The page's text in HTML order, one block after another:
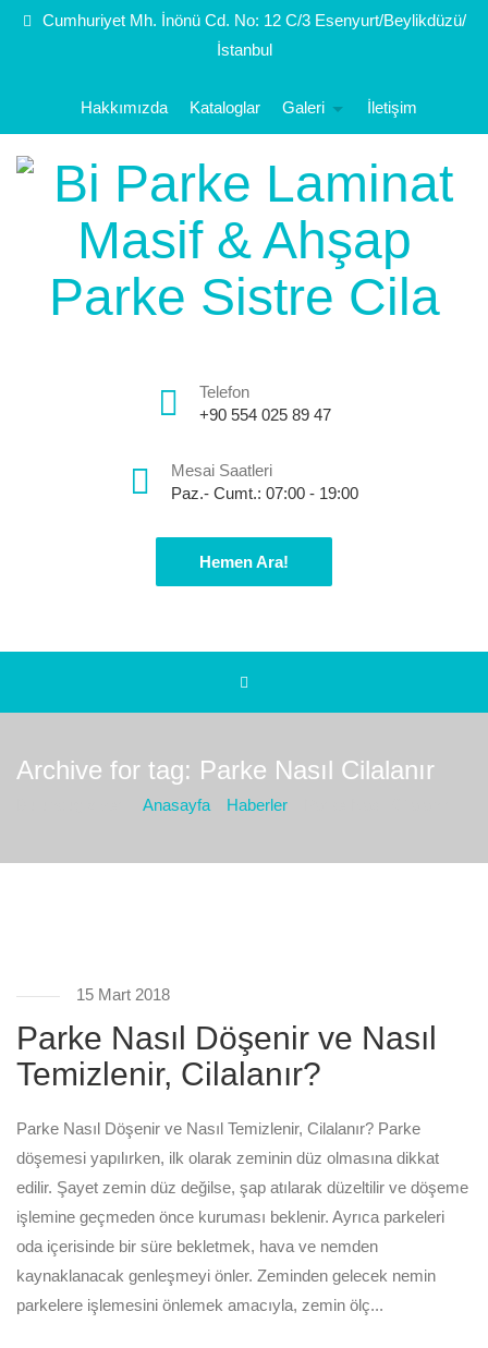
Cumhuriyet Mh. İnönü Cd. No: 12 C/3 Esenyurt/Beylikdüzü/
İstanbul
Hakkımızda Kataloglar Galeri İletişim
Telefon
+90 554 025 89 47
Mesai Saatleri
Paz.- Cumt.: 07:00 - 19:00
Hemen Ara!
Archive for tag: Parke Nasıl Cilalanır
Anasayfa Haberler
15 Mart 2018
Parke Nasıl Döşenir ve Nasıl
Temizlenir, Cilalanır?
Parke Nasıl Döşenir ve Nasıl Temizlenir, Cilalanır? Parke
döşemesi yapılırken, ilk olarak zeminin düz olmasına dikkat
edilir. Şayet zemin düz değilse, şap atılarak düzeltilir ve döşeme
işlemine geçmeden önce kuruması beklenir. Ayrıca parkeleri
oda içerisinde bir süre bekletmek, hava ve nemden
kaynaklanacak genleşmeyi önler. Zeminden gelecek nemin
parkelere işlemesini önlemek amacıyla, zemin ölç...